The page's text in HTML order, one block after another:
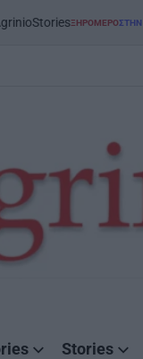
ΣΤΗΝ ΑΙΤΩΛΟΑΚΑΡΝΑΝΊΑ
Stories